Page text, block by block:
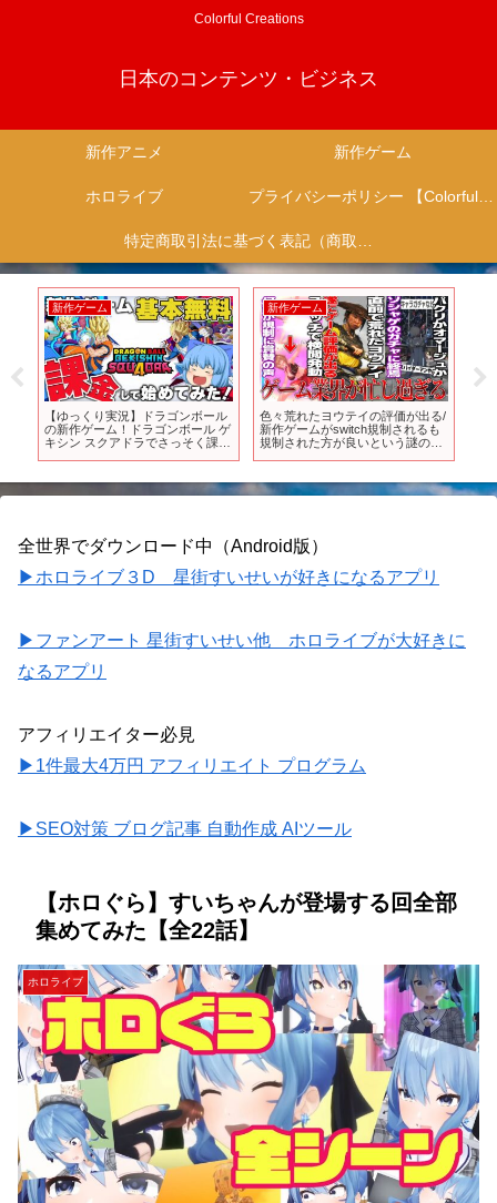
Colorful Creations
日本のコンテンツ・ビジネス
新作アニメ 新作ゲーム
ホロライブ プライバシーポリシー 【Colorful Creation】
特定商取引法に基づく表記（商取引に関する開示）
新作ゲーム
【ゆっくり実況】ドラゴンボール
の新作ゲーム！ドラゴンボール ゲ
キシン スクアドラでさっそく課金
ラ】Part1
新作ゲーム
色々荒れたヨウテイの評価が出る/
新作ゲームがswitch規制されるも
規制された方が良いという謎の現
がガチャ無しでソシャゲ界隈どう
なる
全世界でダウンロード中（Android版）
▶ホロライブ３D 星街すいせいが好きになるアプリ
▶ファンアート 星街すいせい他 ホロライブが大好きに
なるアプリ
アフィリエイター必見
▶1件最大4万円 アフィリエイト プログラム
▶SEO対策 ブログ記事 自動作成 AIツール
【ホロぐら】すいちゃんが登場する回全部
集めてみた【全22話】
ホロライブ